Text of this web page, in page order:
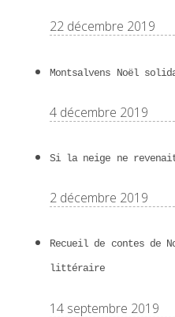
22 décembre 2019
Montsalvens Noël
4 décembre 2019
Si la neige ne
2 décembre 2019
Recueil de contes de
littéraire
14 septembre 2019